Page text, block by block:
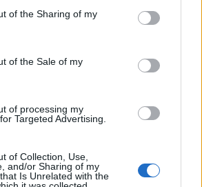
or usage behaviour. You may click to
to Google and its third-party tags to
specified purposes in below Google
of the Sharing of my
of the Sale of my
of processing my
Targeted Advertising.
of Collection, Use,
and/or Sharing of my
Is Unrelated with the
zárta a tavalyi
kereskedő vállalat,
intelligenciával és
készül a
másfél órán belül
átvételre. Balatonon